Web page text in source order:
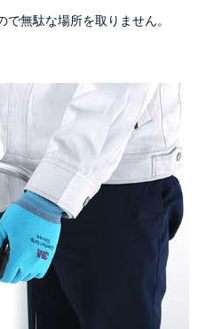
無駄な場所を取りません。